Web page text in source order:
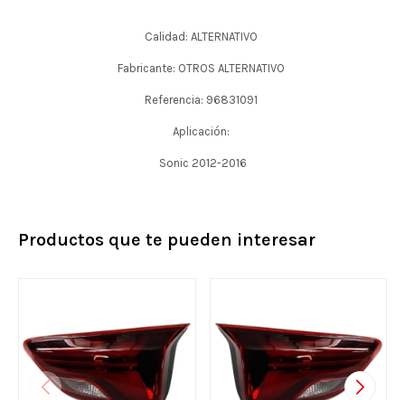
Calidad: ALTERNATIVO
Fabricante: OTROS ALTERNATIVO
Referencia: 96831091
Aplicación:
Sonic 2012-2016
Productos que te pueden interesar